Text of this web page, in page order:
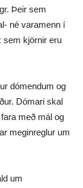
Þeir sem
né varamenn í
sem kjörnir eru
dómendum og
Dómari skal
með mál og
meginreglur um
um